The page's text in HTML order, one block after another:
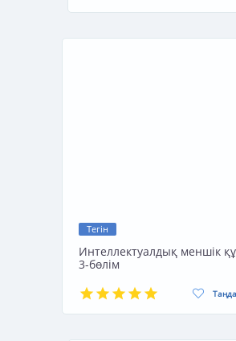
Тегін
Интеллектуалдық меншік
3-бөлім